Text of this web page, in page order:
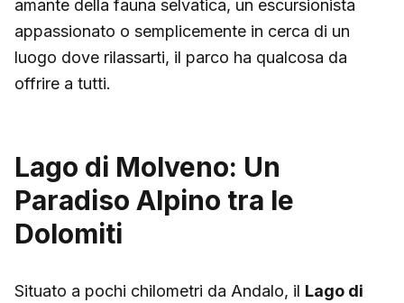
amante della fauna selvatica, un escursionista
appassionato o semplicemente in cerca di un
luogo dove rilassarti, il parco ha qualcosa da
offrire a tutti.
Lago di Molveno: Un
Paradiso Alpino tra le
Dolomiti
Situato a pochi chilometri da Andalo, il Lago di